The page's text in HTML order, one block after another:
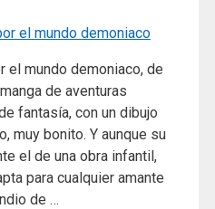
el mundo demoniaco, de
de aventuras
fantasía, con un dibujo
muy bonito. Y aunque su
el de una obra infantil,
para cualquier amante
de …